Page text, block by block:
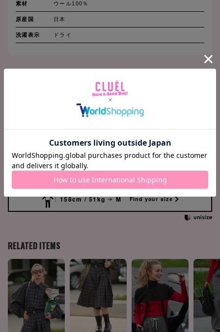
素材 ウール100％
原産国 日本
洗濯表示 ドライ
SIZE CHART
S
121
57
着丈
106 109
158cm / 51kg M Find your size